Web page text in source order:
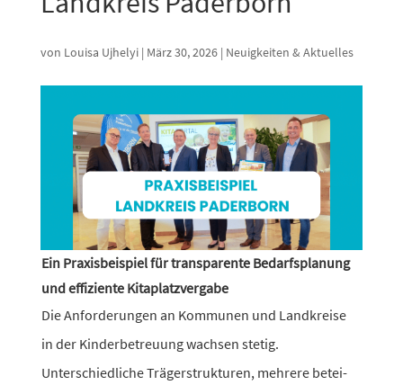
von Louisa Ujhelyi| März 30, 2026| Neuigkeiten & Aktuelles
Ein Praxisbeispiel für transparente Bedarfsplanung
und effiziente Kitaplatzvergabe
Die Anforderungen an Kommunen und Landkreise
in der Kinderbetreuung wachsen stetig.
Unterschiedliche Trägerstrukturen, mehrere betei­